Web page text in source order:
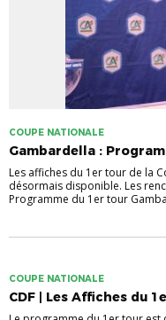
COUPE NATIONALE
Gambardella :
Les affiches du 1er tour de la
désormais disponible. Les
Programme du 1er tour
COUPE NATIONALE
CDF | Les Affiches du